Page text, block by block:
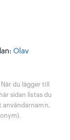
Olav
du lägger till
sidan listas du
användarnamn,